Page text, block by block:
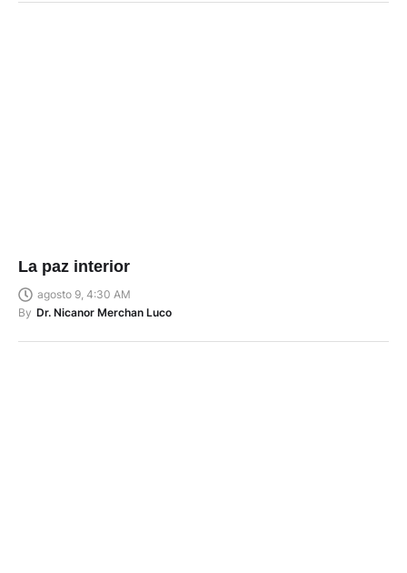
La paz interior
agosto 9, 4:30 AM
By Dr. Nicanor Merchan Luco